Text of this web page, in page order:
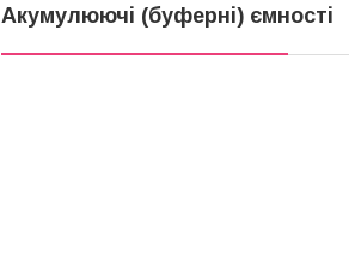
Акумулюючі (буферні) ємності